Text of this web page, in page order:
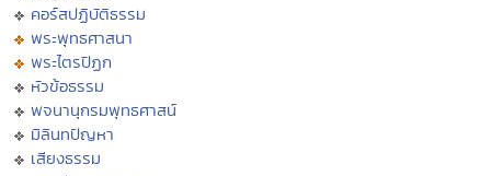
คอร์สปฏิบัติธรรม
พระพุทธศาสนา
พระไตรปิฏก
หัวข้อธรรม
พจนานุกรมพุทธศาสน์
มิลินทปัญหา
เสียงธรรม